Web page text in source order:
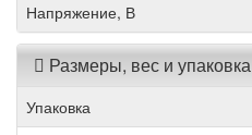
Напряжение, В
Размеры, вес и упаковка
Упаковка